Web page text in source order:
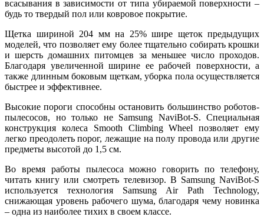
всасывания в зависимости от типа убираемой поверхности –
будь то твердый пол или ковровое покрытие.
Щетка шириной 204 мм на 25% шире щеток предыдущих
моделей, что позволяет ему более тщательно собирать крошки
и шерсть домашних питомцев за меньшее число проходов.
Благодаря увеличенной ширине ее рабочей поверхности, а
также длинным боковым щеткам, уборка пола осуществляется
быстрее и эффективнее.
Высокие пороги способны остановить большинство роботов-
пылесосов, но только не Samsung NaviBot-S. Специальная
конструкция колеса Smooth Climbing Wheel позволяет ему
легко преодолеть порог, лежащие на полу провода или другие
предметы высотой до 1,5 см.
Во время работы пылесоса можно говорить по телефону,
читать книгу или смотреть телевизор. В Samsung NaviBot-S
используется технология Samsung Air Path Technology,
снижающая уровень рабочего шума, благодаря чему новинка
– одна из наиболее тихих в своем классе.